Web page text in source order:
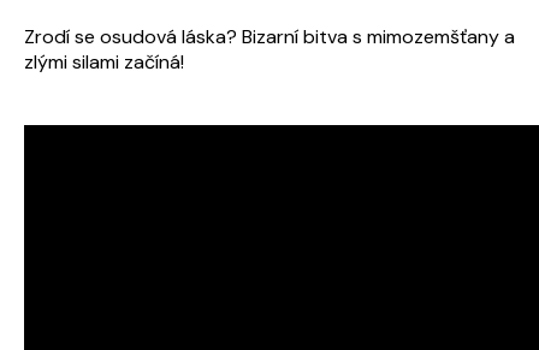
Zrodí se osudová láska? Bizarní bitva s mimozemšťany a
zlými silami začíná!